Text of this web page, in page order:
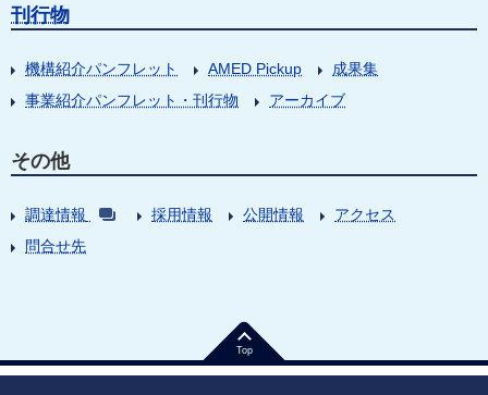
刊行物
機構紹介パンフレット AMED Pickup
成果集
事業紹介パンフレット・刊行物
アーカイブ
その他
調達情報 採用情報 公開情報
アクセス
問合せ先
Top